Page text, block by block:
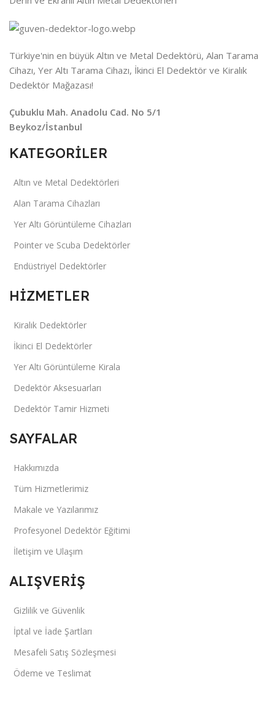
Türkiye'nin en büyük Altın ve Metal Dedektörü, Alan Tarama
Cihazı, Yer Altı Tarama Cihazı, İkinci El Dedektör ve Kiralık
Dedektör Mağazası!
Çubuklu Mah. Anadolu Cad. No 5/1
Beykoz/İstanbul
KATEGORİLER
Altın ve Metal Dedektörleri
Alan Tarama Cihazları
Yer Altı Görüntüleme Cihazları
Pointer ve Scuba Dedektörler
Endüstriyel Dedektörler
HİZMETLER
Kiralık Dedektörler
İkinci El Dedektörler
Yer Altı Görüntüleme Kirala
Dedektör Aksesuarları
Dedektör Tamir Hizmeti
SAYFALAR
Hakkımızda
Tüm Hizmetlerimiz
Makale ve Yazılarımız
Profesyonel Dedektör Eğitimi
İletişim ve Ulaşım
ALIŞVERİŞ
Gizlilik ve Güvenlik
İptal ve İade Şartları
Mesafeli Satış Sözleşmesi
Ödeme ve Teslimat